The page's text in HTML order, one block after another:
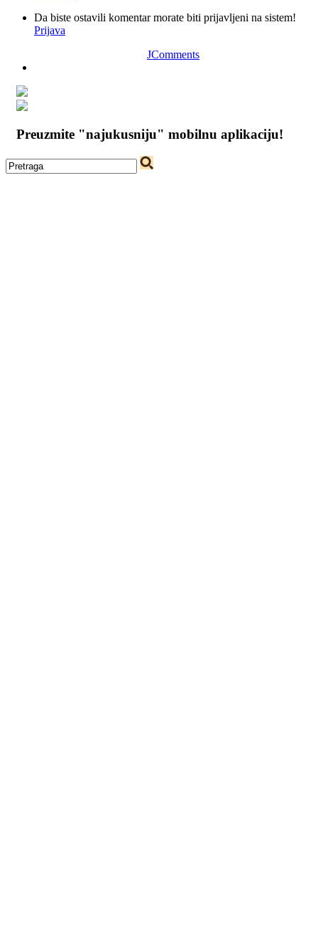
Da biste ostavili komentar morate biti prijavljeni na sistem!
Prijava
JComments
Preuzmite "najukusniju" mobilnu aplikaciju!